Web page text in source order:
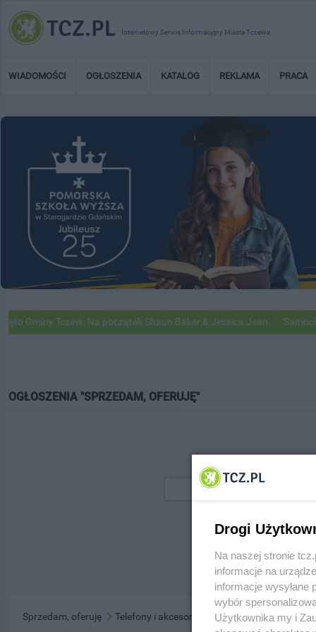
Internetowy Serwis Informacyjny Miasta Tczewa
WIADOMOŚCI OGŁOSZENIA KATALOG REKLAMA PRACA
Gminy Tczew. Na początek Shaun Baker & Jessica Jean
OGŁOSZENIA "SPRZEDAM, OFERUJĘ"
Sprzedam, oferuję Telefony i akcesoria
Drogi
Na naszej stronie
informacje na
informacje wysyłane
wybór
Użytkownika my i